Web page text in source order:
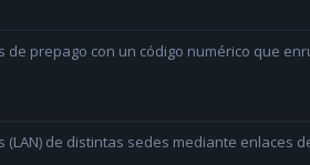
de prepago con un código numérico que
(LAN) de distintas sedes mediante enlaces